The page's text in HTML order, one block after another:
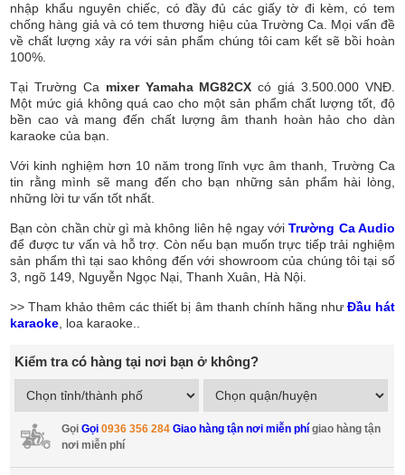
nhập khẩu nguyên chiếc, có đầy đủ các giấy tờ đi kèm, có tem
chống hàng giả và có tem thương hiệu của Trường Ca. Mọi vấn đề
về chất lượng xảy ra với sản phẩm chúng tôi cam kết sẽ bồi hoàn
100%.
Tại Trường Ca mixer Yamaha MG82CXcó giá 3.500.000 VNĐ.
Một mức giá không quá cao cho một sản phẩm chất lượng tốt, độ
bền cao và mang đến chất lượng âm thanh hoàn hảo cho dàn
karaoke của bạn.
Với kinh nghiệm hơn 10 năm trong lĩnh vực âm thanh, Trường Ca
tin rằng mình sẽ mang đến cho bạn những sản phẩm hài lòng,
những lời tư vấn tốt nhất.
Bạn còn chần chừ gì mà không liên hệ ngay vớiTrường Ca Audio
để được tư vấn và hỗ trợ. Còn nếu bạn muốn trực tiếp trải nghiệm
sản phẩm thì tại sao không đến với showroom của chúng tôi tại số
3, ngõ 149, Nguyễn Ngọc Nại, Thanh Xuân, Hà Nội.
>> Tham khảo thêm các thiết bị âm thanh chính hãng như Đầu hát
karaoke , loa karaoke..
Kiểm tra có hàng tại nơi bạn ở không?
GọiGọi0936 356 284Giao hàng tận nơi miễn phí giao hàng tận
nơi miễn phí